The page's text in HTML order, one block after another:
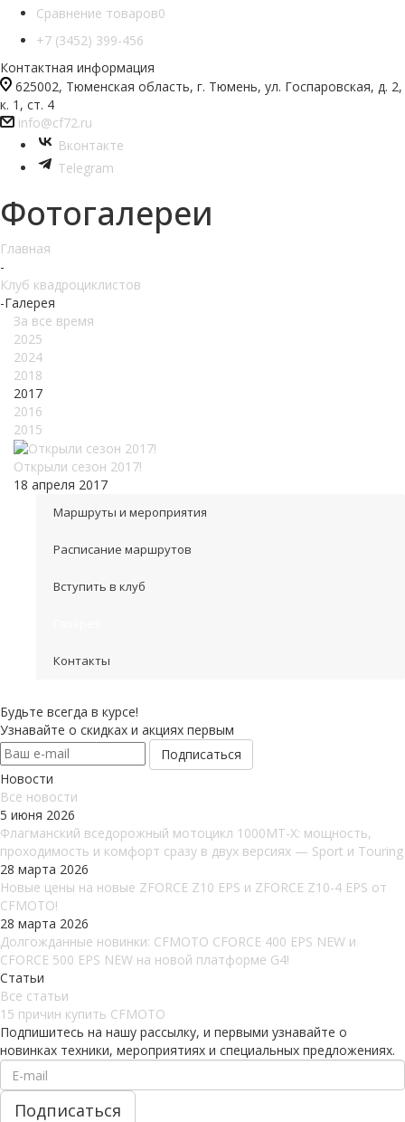
Сравнение товаров0
+7 (3452) 399-456
Контактная информация
625002, Тюменская область, г. Тюмень, ул. Госпаровская, д. 2,
к. 1, ст. 4
info@cf72.ru
Вконтакте
Telegram
Фотогалереи
Главная
-
Клуб квадроциклистов
-Галерея
За все время
2025
2024
2018
2017
2016
2015
Открыли сезон 2017!
18 апреля 2017
Маршруты и мероприятия
Расписание маршрутов
Вступить в клуб
Контакты
Будьте всегда в курсе!
Узнавайте о скидках и акциях первым
Новости
Все новости
5 июня 2026
Флагманский вседорожный мотоцикл 1000MT-X: мощность,
проходимость и комфорт сразу в двух версиях — Sport и Touring
28 марта 2026
Новые цены на новые ZFORCE Z10 EPS и ZFORCE Z10-4 EPS от
CFMOTO!
28 марта 2026
Долгожданные новинки: CFMOTO CFORCE 400 EPS NEW и
CFORCE 500 EPS NEW на новой платформе G4!
Статьи
Все статьи
15 причин купить CFMOTO
Подпишитесь на нашу рассылку, и первыми узнавайте о
новинках техники, мероприятиях и специальных предложениях.